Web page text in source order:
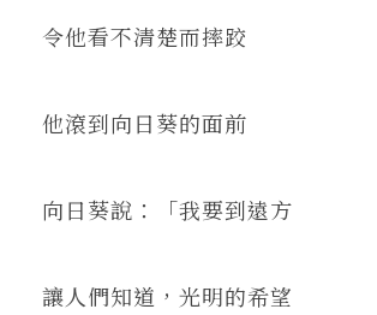
令他看不清楚而摔跤
他滾到向日葵的面前
向日葵說：「我要到遠方
讓人們知道，光明的希望